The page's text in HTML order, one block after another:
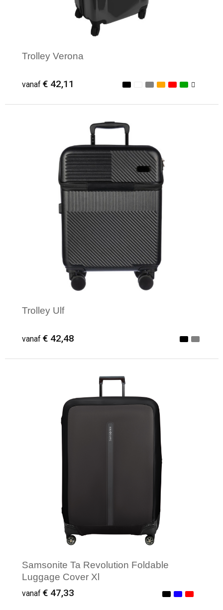
Trolley Verona
vanaf € 42,11
Minimale afname: 1
Trolley Ulf
vanaf € 42,48
Minimale afname: 1
Samsonite Ta Revolution Foldable
Luggage Cover Xl
vanaf € 47,33